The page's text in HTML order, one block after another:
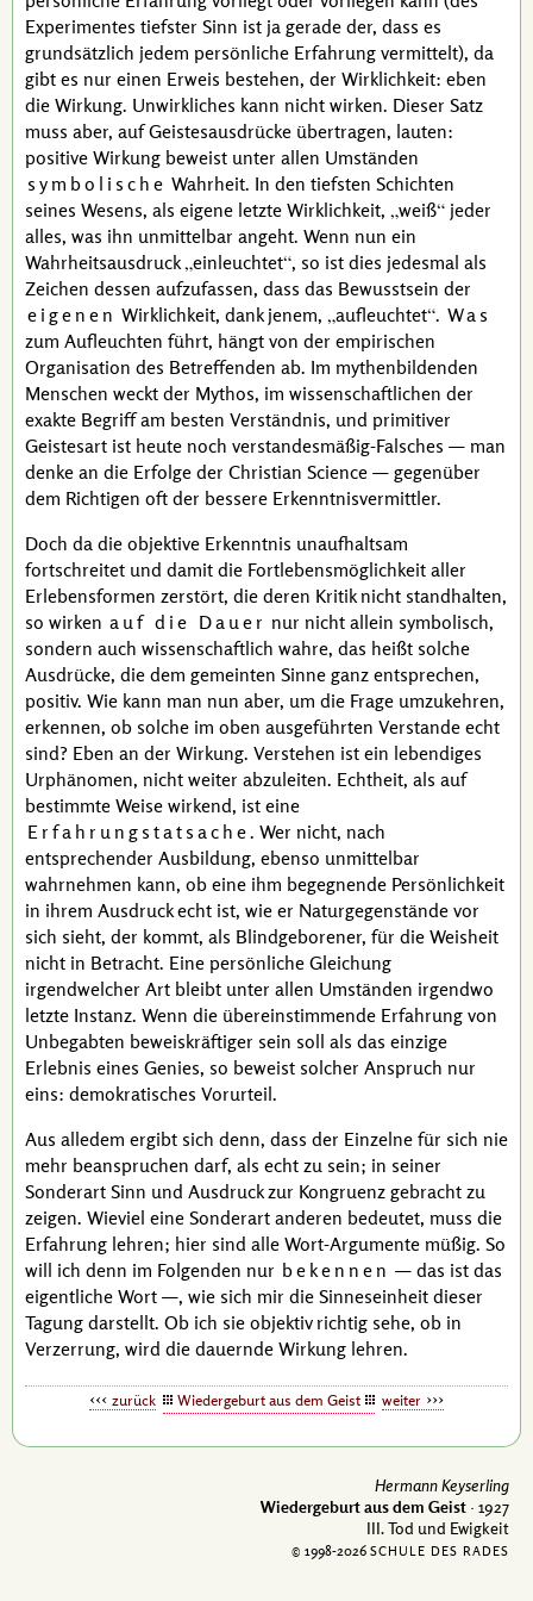
Experimentes tiefster Sinn ist ja gerade der, dass es
grundsätzlich jedem persönliche Erfahrung vermittelt), da
gibt es nur einen Erweis bestehen, der Wirklichkeit: eben
die Wirkung. Unwirkliches kann nicht wirken. Dieser Satz
muss aber, auf Geistesausdrücke übertragen, lauten:
positive Wirkung beweist unter allen Umständen
symbolische Wahrheit. In den tiefsten Schichten
seines Wesens, als eigene letzte Wirklichkeit, weiß jeder
alles, was ihn unmittelbar angeht. Wenn nun ein
Wahrheitsausdruck einleuchtet , so ist dies jedesmal als
Zeichen dessen aufzufassen, dass das Bewusstsein der
eigenen Wirklichkeit, dank jenem, aufleuchtet . Was
zum Aufleuchten führt, hängt von der empirischen
Organisation des Betreffenden ab. Im mythenbildenden
Menschen weckt der Mythos, im wissenschaftlichen der
exakte Begriff am besten Verständnis, und primitiver
Geistesart ist heute noch verstandesmäßig-Falsches — man
denke an die Erfolge der Christian Science — gegenüber
dem Richtigen oft der bessere Erkenntnisvermittler.
Doch da die objektive Erkenntnis unaufhaltsam
fortschreitet und damit die Fortlebensmöglichkeit aller
Erlebensformen zerstört, die deren Kritik nicht standhalten,
so wirken auf die Dauer nur nicht allein symbolisch,
sondern auch wissenschaftlich wahre, das heißt solche
Ausdrücke, die dem gemeinten Sinne ganz entsprechen,
positiv. Wie kann man nun aber, um die Frage umzukehren,
erkennen, ob solche im oben ausgeführten Verstande echt
sind? Eben an der Wirkung. Verstehen ist ein lebendiges
Urphänomen, nicht weiter abzuleiten. Echtheit, als auf
bestimmte Weise wirkend, ist eine
Erfahrungstatsache. Wer nicht, nach
entsprechender Ausbildung, ebenso unmittelbar
wahrnehmen kann, ob eine ihm begegnende Persönlichkeit
in ihrem Ausdruck echt ist, wie er Naturgegenstände vor
sich sieht, der kommt, als Blindgeborener, für die Weisheit
nicht in Betracht. Eine persönliche Gleichung
irgendwelcher Art bleibt unter allen Umständen irgendwo
letzte Instanz. Wenn die übereinstimmende Erfahrung von
Unbegabten beweiskräftiger sein soll als das einzige
Erlebnis eines Genies, so beweist solcher Anspruch nur
eins: demokratisches Vorurteil.
Aus alledem ergibt sich denn, dass der Einzelne für sich nie
mehr beanspruchen darf, als echt zu sein; in seiner
Sonderart Sinn und Ausdruck zur Kongruenz gebracht zu
zeigen. Wieviel eine Sonderart anderen bedeutet, muss die
Erfahrung lehren; hier sind alle Wort-Argumente müßig. So
will ich denn im Folgenden nur bekennen — das ist das
eigentliche Wort —, wie sich mir die Sinneseinheit dieser
Tagung darstellt. Ob ich sie objektiv richtig sehe, ob in
Verzerrung, wird die dauernde Wirkung lehren.
zurück Wiedergeburt aus dem Geist weiter
Hermann Keyserling
Wiedergeburt aus dem Geist · 1927
III. Tod und Ewigkeit
© 1998-2026 SCHULE DES RADES